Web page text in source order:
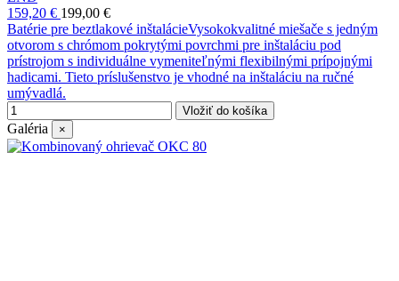
159,20 € 199,00 €
Batérie pre beztlakové inštalácieVysokokvalitné miešače s jedným
otvorom s chrómom pokrytými povrchmi pre inštaláciu pod
prístrojom s individuálne vymeniteľnými flexibilnými prípojnými
hadicami. Tieto príslušenstvo je vhodné na inštaláciu na ručné
umývadlá.
Vložiť do košíka
Galéria ×